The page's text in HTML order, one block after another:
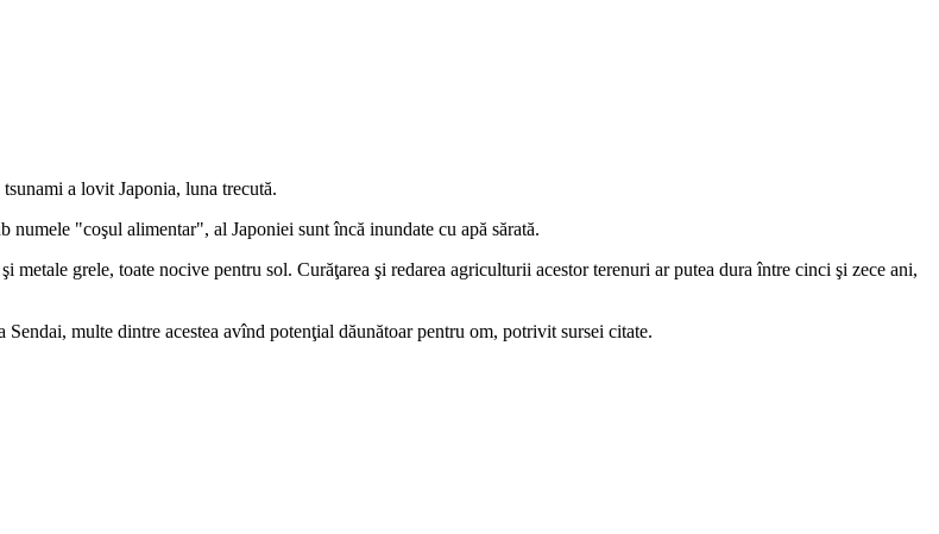
a lovit Japonia, luna trecută.
"coşul alimentar", al Japoniei sunt încă inundate cu apă sărată.
metale grele, toate nocive pentru sol. Curăţarea şi redarea agriculturii acestor terenuri ar putea dura între cinci şi zece ani,
multe dintre acestea avînd potenţial dăunătoar pentru om, potrivit sursei citate.